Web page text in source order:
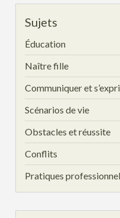
Sujets
Éducation
Naître fille
Communiquer et
Scénarios de vie
Obstacles et réussite
Conflits
Pratiques